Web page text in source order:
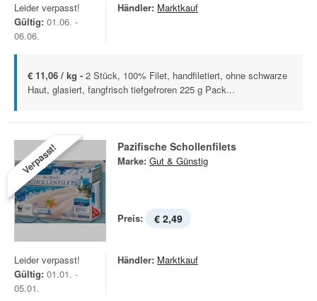
Leider verpasst!
Gültig: 01.06. -
06.06.
Händler: Marktkauf
€ 11,06 / kg - 2 Stück, 100% Filet, handfiletiert, ohne schwarze
Haut, glasiert, fangfrisch tiefgefroren 225 g Pack...
Verpasst! Pazifische Schollenfilets
Marke: Gut & Günstig
Preis: € 2,49
Leider verpasst!
Gültig: 01.01. -
05.01.
Händler: Marktkauf